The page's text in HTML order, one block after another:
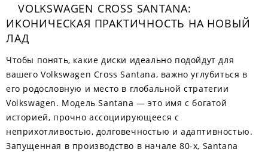
VOLKSWAGEN CROSS SANTANA:
ИКОНИЧЕСКАЯ ПРАКТИЧНОСТЬ НА НОВЫЙ
ЛАД
Чтобы понять, какие диски идеально подойдут для
вашего Volkswagen Cross Santana, важно углубиться в
его родословную и место в глобальной стратегии
Volkswagen. Модель Santana — это имя с богатой
историей, прочно ассоциирующееся с
неприхотливостью, долговечностью и адаптивностью.
Запущенная в производство в начале 80-х, Santana